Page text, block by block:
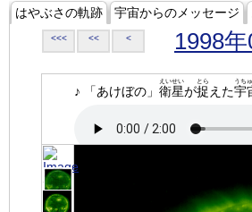
はやぶさの軌跡 宇宙からのメッセージ
<<< << < 1998年
♪ 「あけぼの」 衛星
えいせい
が捉
とら
えた宇
うち